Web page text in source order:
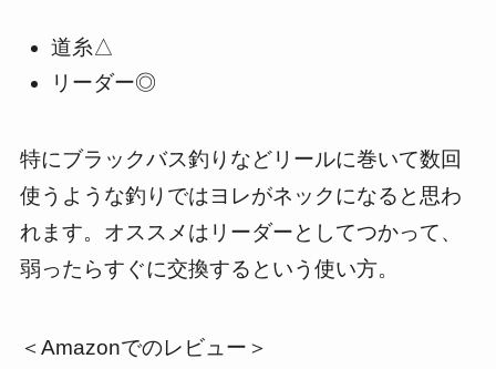
道糸△
リーダー◎
特にブラックバス釣りなどリールに巻いて数回
使うような釣りではヨレがネックになると思わ
れます。オススメはリーダーとしてつかって、
弱ったらすぐに交換するという使い方。
＜Amazonでのレビュー＞